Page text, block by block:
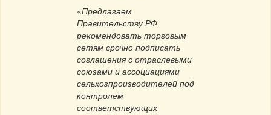
«Предлагаем
Правительству РФ
рекомендовать торговым
сетям срочно подписать
соглашения с отраслевыми
союзами и ассоциациями
сельхозпроизводителей под
контролем
соответствующих